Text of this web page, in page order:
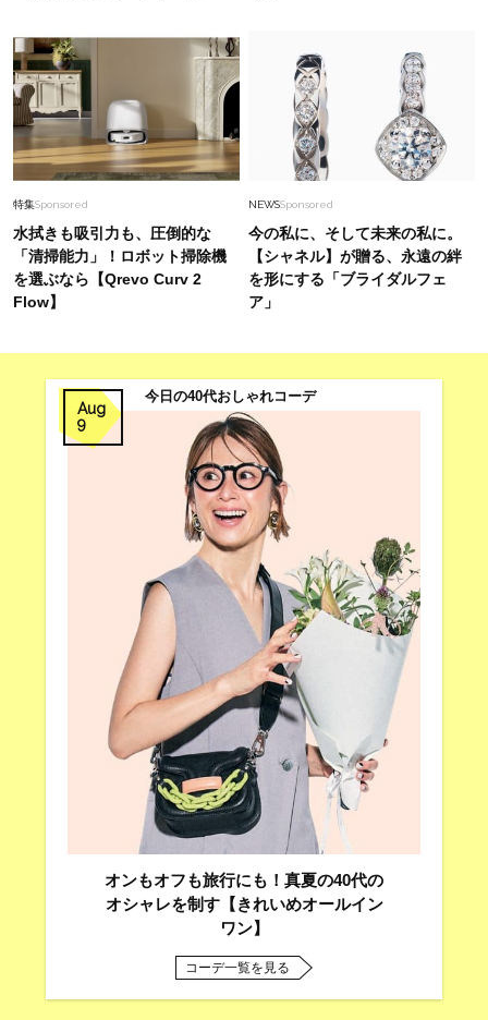
特集Sponsored
水拭きも吸引力も、圧倒的な
「清掃能力」！ロボット掃除機
を選ぶなら【Qrevo Curv 2
Flow】
NEWSSponsored
今の私に、そして未来の私に。
【シャネル】が贈る、永遠の絆
を形にする「ブライダルフェ
ア」
Aug
9
今日の40代おしゃれコーデ
オンもオフも旅行にも！真夏の40代の
オシャレを制す【きれいめオールイン
ワン】
コーデ一覧を見る